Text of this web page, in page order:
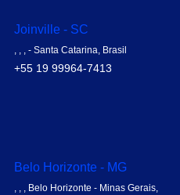
Joinville - SC
, , , - Santa Catarina, Brasil
+55 19 99964-7413
Belo Horizonte - MG
, , , Belo Horizonte - Minas Gerais,